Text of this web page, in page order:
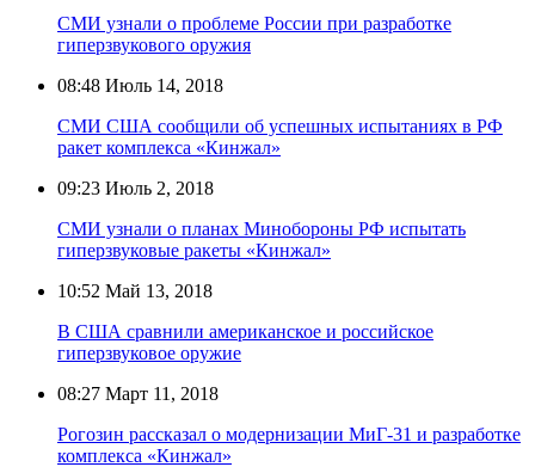
СМИ узнали о проблеме России при разработке
гиперзвукового оружия
08:48 Июль 14, 2018
СМИ США сообщили об успешных испытаниях в РФ
ракет комплекса «Кинжал»
09:23 Июль 2, 2018
СМИ узнали о планах Минобороны РФ испытать
гиперзвуковые ракеты «Кинжал»
10:52 Май 13, 2018
В США сравнили американское и российское
гиперзвуковое оружие
08:27 Март 11, 2018
Рогозин рассказал о модернизации МиГ-31 и разработке
комплекса «Кинжал»